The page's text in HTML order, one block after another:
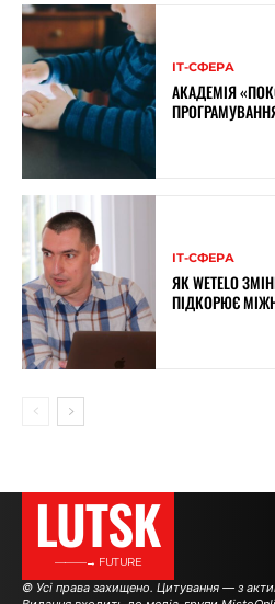
ІТ-СФЕРА
АКАДЕМІЯ
ІТ-СФЕРА
ЯК WETELO
ПІДКОРЮЄ
LUTSK
———→ FUTURE
© Усі права захищено. Цитування — з